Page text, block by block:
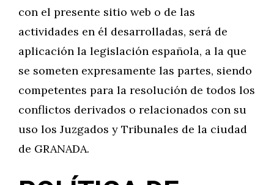
con el presente sitio web o de las
actividades en él desarrolladas, será de
aplicación la legislación española, a la que
se someten expresamente las partes, siendo
competentes para la resolución de todos los
conflictos derivados o relacionados con su
uso los Juzgados y Tribunales de la ciudad
de GRANADA.